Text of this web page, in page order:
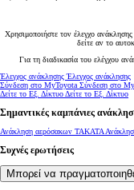
Χρησιμοποιήστε τον έλεγχο
δείτε αν το
Για τη διαδικασία του ελέγχου
Έλεγχος ανάκλησηςΈλεγχος ανάκλησης
Σύνδεση στο MyToyota Σύνδεση στο
Δείτε το Εξ. ΔίκτυοΔείτε το Εξ. Δίκτυο
Σημαντικές καμπάνιες
Ανάκληση αερόσακων ΤΑΚΑΤΑ
Συχνές ερωτήσεις
Μπορεί να